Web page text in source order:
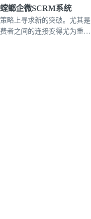
螂企微SCRM系统
略上寻求新的突破。尤其是
者之间的连接变得尤为重